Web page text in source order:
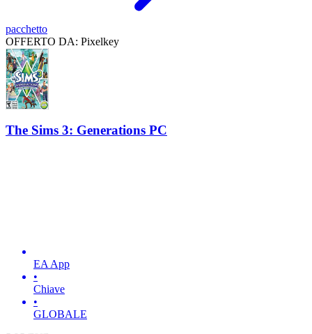
pacchetto
OFFERTO DA: Pixelkey
The Sims 3: Generations PC
EA App
•
Chiave
•
GLOBALE